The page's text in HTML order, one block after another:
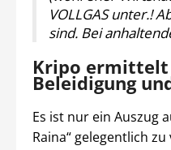
VOLLGAS unter.!
sind. Bei
Kripo ermittelt
Beleidigung
Es ist nur ein Auszug
Raina“ gelegentlich